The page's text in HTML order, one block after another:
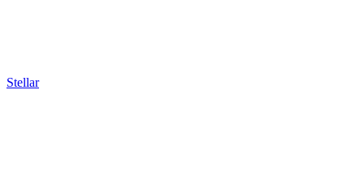
Stellar